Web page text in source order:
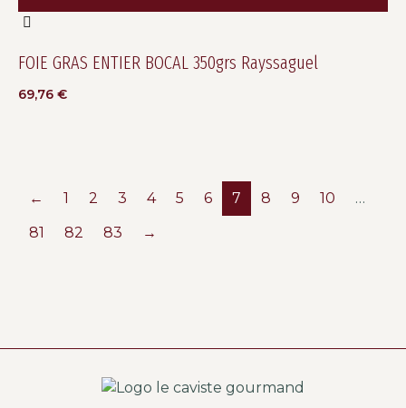
FOIE GRAS ENTIER BOCAL 350grs Rayssaguel
69,76 €
← 1 2 3 4 5 6 7 8 9 10
…
81
82 83 →